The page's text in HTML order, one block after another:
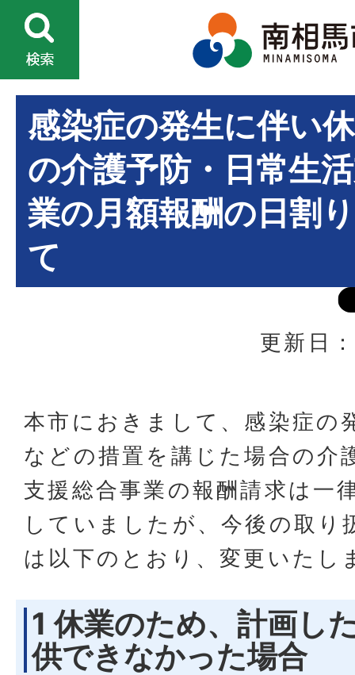
感染症の発生に伴い
の介護予防・日常生
業の月額報酬の日割
て
更新日
本市におきまして、感染症の
などの措置を講じた場合の介
支援総合事業の報酬請求は一
していましたが、今後の取り
は以下のとおり、変更いたし
1 休業のため、計画し
供できなかった場合